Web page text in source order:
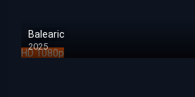
Balearic
2025
HD 1080p